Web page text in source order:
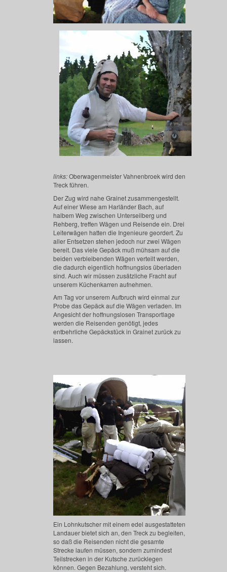
links:Oberwagenmeister Vahnenbroek wird den
Treck führen.
Der Zug wird nahe Grainet zusammengestellt.
Auf einer Wiese am Harländer Bach, auf
halbem Weg zwischen Unterseilberg und
Rehberg, treffen Wägen und Reisende ein. Drei
Leiterwägen hatten die Ingenieure geordert. Zu
aller Entsetzen stehen jedoch nur zwei Wägen
bereit. Das viele Gepäck muß mühsam auf die
beiden verbleibenden Wägen verteilt werden,
die dadurch eigentlich hoffnungslos überladen
sind. Auch wir müssen zusätzliche Fracht auf
unserem Küchenkarren aufnehmen.
Am Tag vor unserem Aufbruch wird einmal zur
Probe das Gepäck auf die Wägen verladen. Im
Angesicht der hoffnungslosen Transportlage
werden die Reisenden genötigt, jedes
entbehrliche Gepäckstück in Grainet zurück zu
lassen.
Ein Lohnkutscher mit einem edel ausgestatteten
Landauer bietet sich an, den Treck zu begleiten,
so daß die Reisenden nicht die gesamte
Strecke laufen müssen, sondern zumindest
Teilstrecken in der Kutsche zurücklegen
können. Gegen Bezahlung, versteht sich.